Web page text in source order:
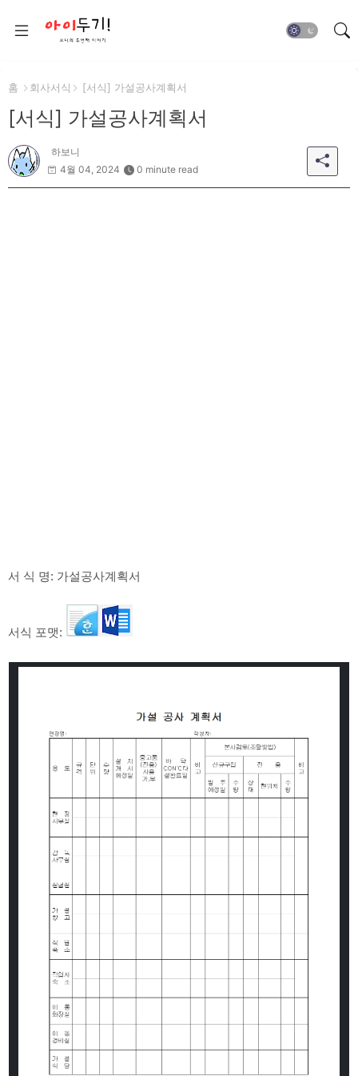
홈 회사서식 [서식] 가설공사계획서
[서식] 가설공사계획서
하보니
4월 04, 2024
0 minute read
서 식 명: 가설공사계획서
서식 포맷: